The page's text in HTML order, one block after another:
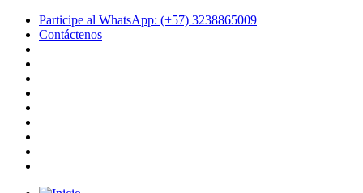
Participe al WhatsApp: (+57) 3238865009
Contáctenos